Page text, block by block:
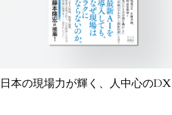
日本の現場力が輝く、人中心のDX